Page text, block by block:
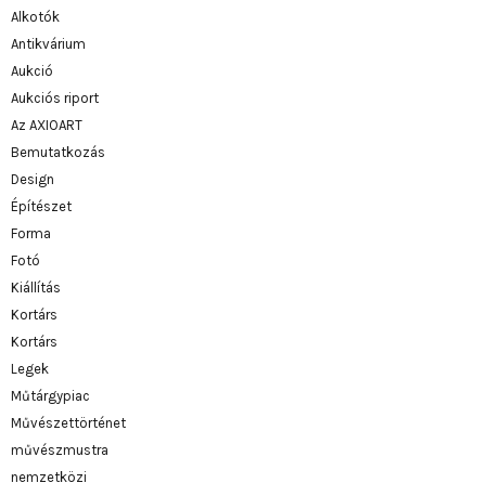
Alkotók
Antikvárium
Aukció
Aukciós riport
Az AXIOART
Bemutatkozás
Design
Építészet
Forma
Fotó
Kiállítás
Kortárs
Kortárs
Legek
Műtárgypiac
Művészettörténet
művészmustra
nemzetközi